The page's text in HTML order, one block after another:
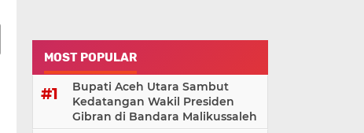
MOST POPULAR
Bupati Aceh Utara Sambut
Kedatangan Wakil Presiden
Gibran di Bandara Malikussaleh